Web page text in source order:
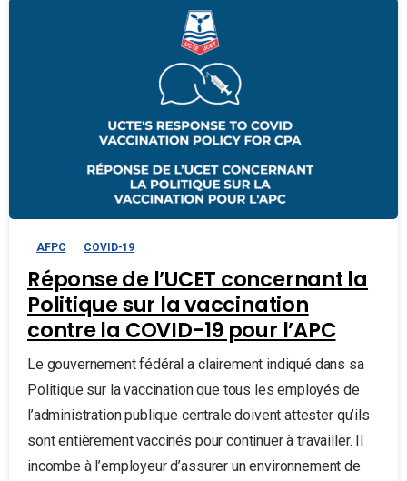
AFPC COVID-19
Réponse de l’UCET concernant la
Politique sur la vaccination
contre la COVID-19 pour l’APC
Le gouvernement fédéral a clairement indiqué dans sa
Politique sur la vaccination que tous les employés de
l’administration publique centrale doivent attester qu’ils
sont entièrement vaccinés pour continuer à travailler. Il
incombe à l’employeur d’assurer un environnement de